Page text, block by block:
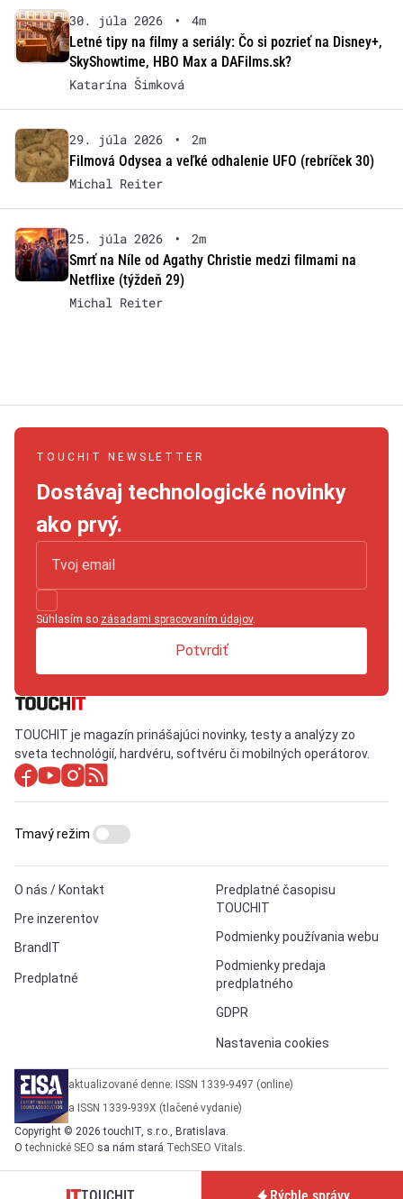
30. júla 2026 •
4m
Letné tipy na filmy a seriály: Čo si pozrieť na Disney+,
SkyShowtime, HBO Max a DAFilms.sk?
Katarína Šimková
29. júla 2026 •
2m
Filmová Odysea a veľké odhalenie UFO (rebríček 30)
Michal Reiter
25. júla 2026 •
2m
Smrť na Níle od Agathy Christie medzi filmami na
Netflixe (týždeň 29)
Michal Reiter
TOUCHIT NEWSLETTER
Dostávaj technologické novinky
ako prvý.
Súhlasím so zásadami spracovaním údajov.
Potvrdiť
TOUCHIT je magazín prinášajúci novinky, testy a analýzy zo
sveta technológií, hardvéru, softvéru či mobilných operátorov.
O nás / Kontakt
Pre inzerentov
BrandIT
Predplatné
Predplatné časopisu
TOUCHIT
Podmienky používania webu
Podmienky predaja
predplatného
GDPR
Nastavenia cookies
Tmavý režim
aktualizované denne: ISSN 1339-9497 (online)
a ISSN 1339-939X (tlačené vydanie)
Copyright © 2026 touchIT, s.r.o., Bratislava.
Otechnické SEO sa nám stará TechSEO Vitals.